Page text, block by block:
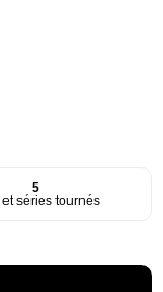
5
séries tournés